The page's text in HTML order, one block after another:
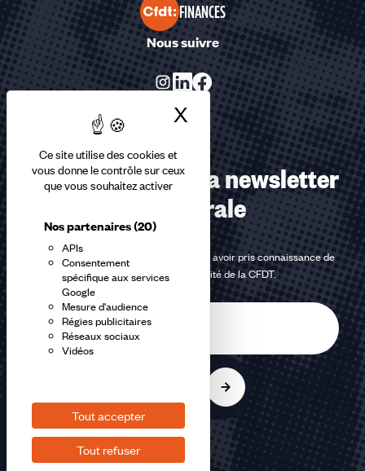
Ce site utilise des cookies et
vous donne le contrôle sur ceux
que vous souhaitez activer
Nos partenaires(20)
APIs
Consentement
spécifique aux services
Google
Mesure d'audience
Régies publicitaires
Réseaux sociaux
Vidéos
Tout accepter
Tout refuser
X Masquer le
FINANCES
Nous suivre
Abonnez-vous à la newsletter
confédérale
En m'inscrivant à la newsletter, j'affirme avoir pris connaissance de
lapolitique de confidentialité de la CFDT.